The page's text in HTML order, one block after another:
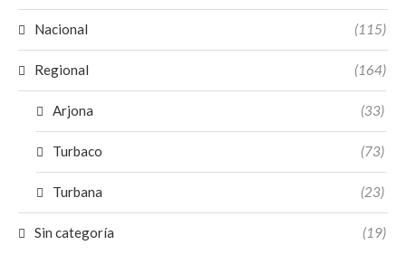
Nacional (115)
Regional (164)
Arjona (33)
Turbaco (73)
Turbana (23)
Sin categoría (19)